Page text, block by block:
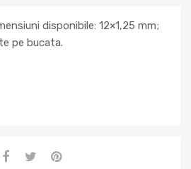
disponibile: 12×1,25 mm;
pe bucata.